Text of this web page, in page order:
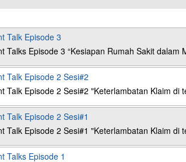
Talk Episode 3
Talks Episode 3 “Kesiapan Rumah Sakit
Talk Episode 2 Sesi#2
Talk Episode 2 Sesi#2 "Keterlambatan Klaim
Talk Episode 2 Sesi#1
Talk Episode 2 Sesi#1 "Keterlambatan Klaim
Talks Episode 1